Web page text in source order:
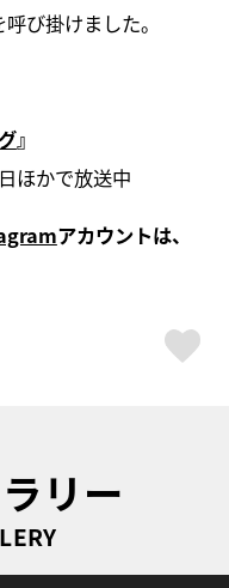
び掛けました。
』
ほかで放送中
アカウントは、
リー